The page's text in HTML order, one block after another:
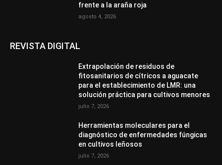
frente a la araña roja
agosto 4, 2026
REVISTA DIGITAL
Extrapolación de residuos de
fitosanitarios de cítricos a aguacate
para el establecimiento de LMR: una
solución práctica para cultivos menores
julio 7, 2026
Herramientas moleculares para el
diagnóstico de enfermedades fúngicas
en cultivos leñosos
julio 7, 2026